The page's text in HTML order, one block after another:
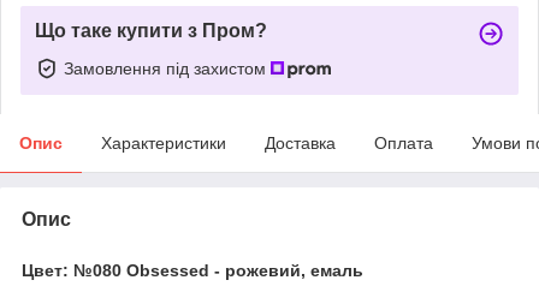
Що таке купити з Пром?
Замовлення під захистом
Опис Характеристики Доставка Оплата Умови
Опис
Цвет: №080 Obsessed - рожевий, емаль